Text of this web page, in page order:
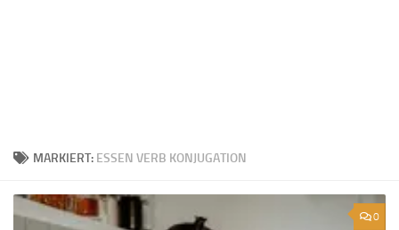
MARKIERT: ESSEN VERB KONJUGATION
0